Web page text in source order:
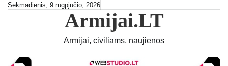
SkipSekmadienis, 9 rugpjūčio, 2026
Armijai.LT
Armijai, civiliams, naujienos